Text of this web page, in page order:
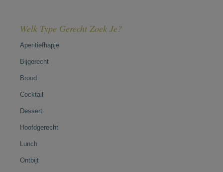
Welk Type Gerecht Zoek Je?
Aperitiefhapje
Bijgerecht
Brood
Cocktail
Dessert
Hoofdgerecht
Lunch
Ontbijt